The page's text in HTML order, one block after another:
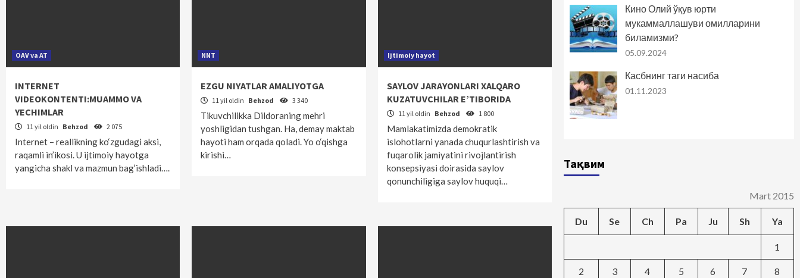
OAV va AT
INTERNET
VIDEOKONTENTI:MUAMMO VA
YECHIMLAR
11 yil oldin Behzod 2 075
Internet – reallikning ko‘zgudagi aksi,
raqamli in’ikosi. U ijtimoiy hayotga
yangicha shakl va mazmun bag‘ishladi….
NNT
EZGU NIYATLAR AMALIYOTGA
11 yil oldin Behzod 3 340
Tikuvchilikka Dildoraning mehri
yoshligidan tushgan. Ha, demay maktab
hayoti ham orqada qoladi. Yo o‘qishga
kirishi…
Ijtimoiy hayot
SAYLOV JARAYONLARI XALQARO
KUZATUVCHILAR E’TIBORIDA
11 yil oldin Behzod 1 800
Mamlakatimizda demokratik
islohotlarni yanada chuqurlashtirish va
fuqarolik jamiyatini rivojlantirish
konsepsiyasi doirasida saylov
qonunchiligiga saylov huquqi…
Кино Олий ўқув юрти
мукаммаллашуви омилларини
биламизми?
05.09.2024
Касбнинг таги насиба
01.11.2023
Тақвим
Mart 2015
Du Se Ch Pa Ju Sh Ya
1
2 3 4 5 6 7 8